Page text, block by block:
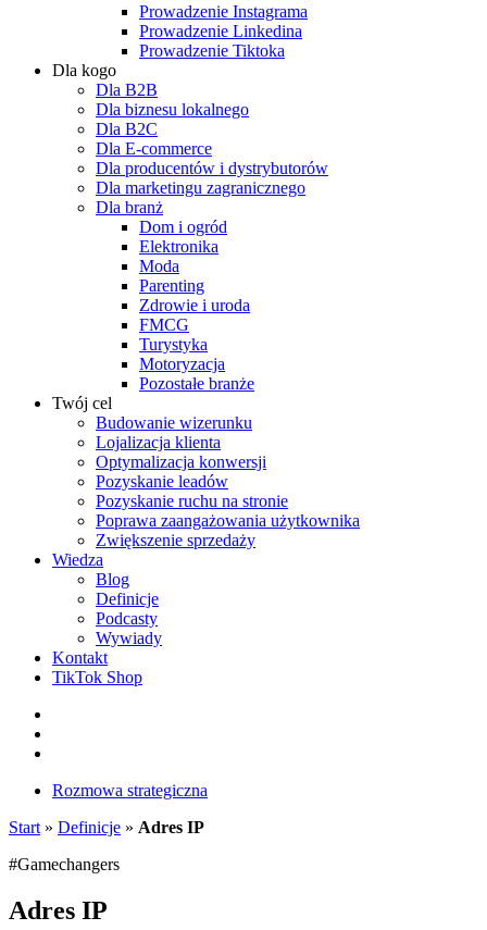
Prowadzenie Instagrama
Prowadzenie Linkedina
Prowadzenie Tiktoka
Dla kogo
Dla B2B
Dla biznesu lokalnego
Dla B2C
Dla E-commerce
Dla producentów i dystrybutorów
Dla marketingu zagranicznego
Dla branż
Dom i ogród
Elektronika
Moda
Parenting
Zdrowie i uroda
FMCG
Turystyka
Motoryzacja
Pozostałe branże
Twój cel
Budowanie wizerunku
Lojalizacja klienta
Optymalizacja konwersji
Pozyskanie leadów
Pozyskanie ruchu na stronie
Poprawa zaangażowania użytkownika
Zwiększenie sprzedaży
Wiedza
Blog
Definicje
Podcasty
Wywiady
Kontakt
TikTok Shop
Rozmowa strategiczna
Start » Definicje » Adres IP
#Gamechangers
Adres IP